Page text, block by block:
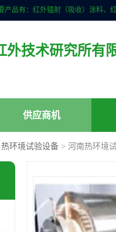
外技术研究所有
供应商机
热环境试验设备 > 河南热环境